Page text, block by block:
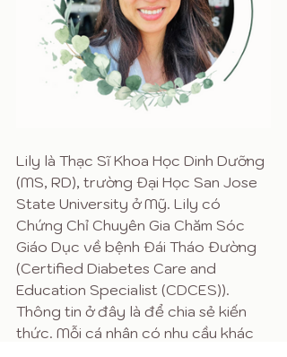
Lily là Thạc Sĩ Khoa Học Dinh Dưỡng
(MS, RD), trường Đại Học San Jose
State University ở Mỹ. Lily có
Chứng Chỉ Chuyên Gia Chăm Sóc
Giáo Dục về bệnh Đái Tháo Đường
(Certified Diabetes Care and
Education Specialist (CDCES)).
​Thông tin ở đây là để chia sẻ kiến
thức. Mỗi cá nhân có nhu cầu khác